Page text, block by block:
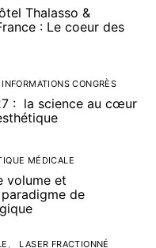
Thalasso &
: Le coeur des
INFORMATIONS CONGRÈS
: la science au cœur
MÉDICALE
volume et
de
LASER FRACTIONNÉ